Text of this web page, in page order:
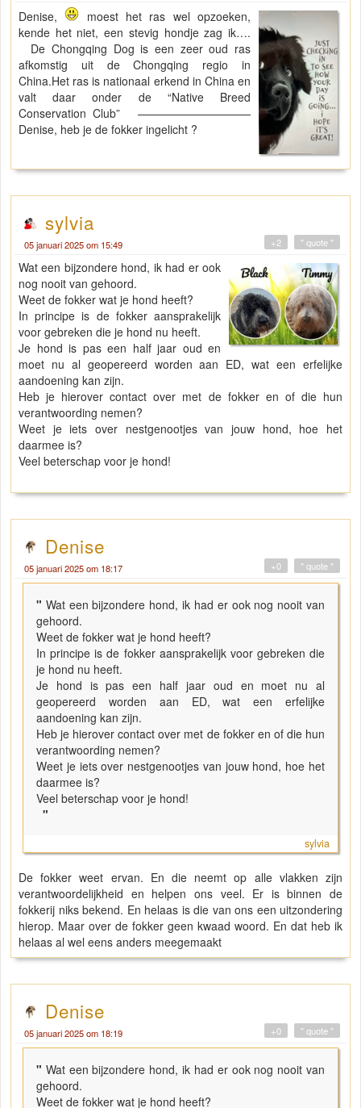
Denise,
moest het ras wel opzoeken,
kende het niet, een stevig hondje zag ik….
De Chongqing Dog is een zeer oud ras
afkomstig uit de Chongqing regio in
China.Het ras is nationaal erkend in China en
valt daar onder de “Native Breed
Conservation Club” ——————————
Denise, heb je de fokker ingelicht ?
sylvia
05 januari 2025 om 15:49 " quote "
+2
Wat een bijzondere hond, ik had er ook
nog nooit van gehoord.
Weet de fokker wat je hond heeft?
In principe is de fokker aansprakelijk
voor gebreken die je hond nu heeft.
Je hond is pas een half jaar oud en
moet nu al geopereerd worden aan ED, wat een erfelijke
aandoening kan zijn.
Heb je hierover contact over met de fokker en of die hun
verantwoording nemen?
Weet je iets over nestgenootjes van jouw hond, hoe het
daarmee is?
Veel beterschap voor je hond!
Denise
05 januari 2025 om 18:17 " quote "
+0
" Wat een bijzondere hond, ik had er ook nog nooit van
gehoord.
Weet de fokker wat je hond heeft?
In principe is de fokker aansprakelijk voor gebreken die
je hond nu heeft.
Je hond is pas een half jaar oud en moet nu al
geopereerd worden aan ED, wat een erfelijke
aandoening kan zijn.
Heb je hierover contact over met de fokker en of die hun
verantwoording nemen?
Weet je iets over nestgenootjes van jouw hond, hoe het
daarmee is?
Veel beterschap voor je hond!
"
sylvia
De fokker weet ervan. En die neemt op alle vlakken zijn
verantwoordelijkheid en helpen ons veel. Er is binnen de
fokkerij niks bekend. En helaas is die van ons een uitzondering
hierop. Maar over de fokker geen kwaad woord. En dat heb ik
helaas al wel eens anders meegemaakt
Denise
05 januari 2025 om 18:19 " quote "
+0
" Wat een bijzondere hond, ik had er ook nog nooit van
gehoord.
Weet de fokker wat je hond heeft?